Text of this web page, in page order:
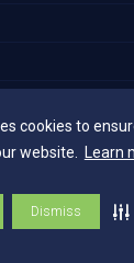
cookies to
website. Learn
Dismiss